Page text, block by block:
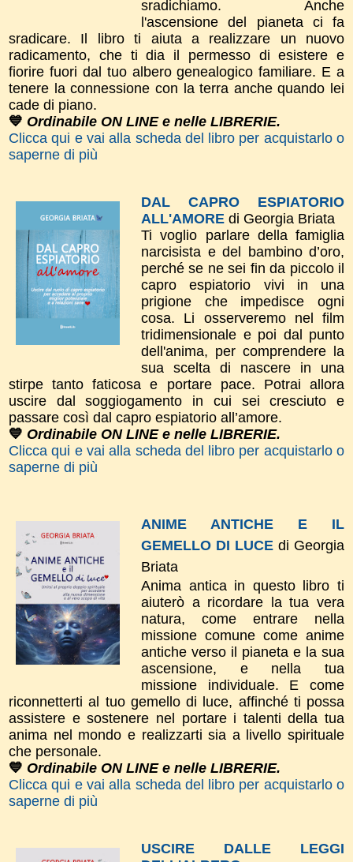
sradichiamo. Anche
l'ascensione del pianeta ci fa
sradicare. Il libro ti aiuta a realizzare un nuovo
radicamento, che ti dia il permesso di esistere e
fiorire fuori dal tuo albero genealogico familiare. E a
tenere la connessione con la terra anche quando lei
cade di piano.
💙 Ordinabile ON LINE e nelle LIBRERIE.
Clicca qui e vai alla scheda del libro per acquistarlo o
saperne di più
DAL CAPRO ESPIATORIO
ALL'AMORE di Georgia Briata
Ti voglio parlare della famiglia
narcisista e del bambino d’oro,
perché se ne sei fin da piccolo il
capro espiatorio vivi in una
prigione che impedisce ogni
cosa. Li osserveremo nel film
tridimensionale e poi dal punto
dell'anima, per comprendere la
sua scelta di nascere in una
stirpe tanto faticosa e portare pace. Potrai allora
uscire dal soggiogamento in cui sei cresciuto e
passare così dal capro espiatorio all’amore.
💙 Ordinabile ON LINE e nelle LIBRERIE.
Clicca qui e vai alla scheda del libro per acquistarlo o
saperne di più
ANIME ANTICHE E IL
GEMELLO DI LUCE di Georgia
Briata
Anima antica in questo libro ti
aiuterò a ricordare la tua vera
natura, come entrare nella
missione comune come anime
antiche verso il pianeta e la sua
ascensione, e nella tua
missione individuale. E come
riconnetterti al tuo gemello di luce, affinché ti possa
assistere e sostenere nel portare i talenti della tua
anima nel mondo e realizzarti sia a livello spirituale
che personale.
💙 Ordinabile ON LINE e nelle LIBRERIE.
Clicca qui e vai alla scheda del libro per acquistarlo o
saperne di più
USCIRE DALLE LEGGI